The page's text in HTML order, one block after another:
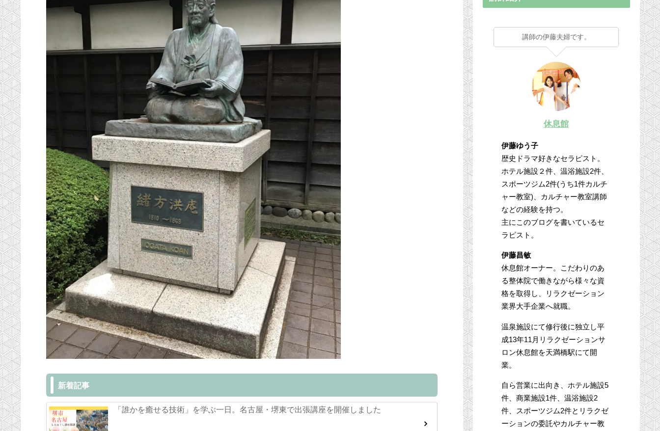
新着記事
「誰かを癒せる技術」を学ぶ一日。名古屋・堺東で出張講座を開催しました
講師の伊藤夫婦です。
休息館
伊藤ゆう子
歴史ドラマ好きなセラピスト。
ホテル施設２件、温浴施設2件、
スポーツジム2件(うち1件カルチ
ャー教室)、カルチャー教室講師
などの経験を持つ。
主にこのブログを書いているセ
ラピスト。
伊藤昌敏
休息館オーナー。こだわりのあ
る整体院で働きながら様々な資
格を取得し、リラクゼーション
業界大手企業へ就職。
温泉施設にて修行後に独立し平
成13年11月リラクゼーションサ
ロン休息館を天満橋駅にて開
業。
自ら営業に出向き、ホテル施設5
件、商業施設1件、温浴施設2
件、スポーツジム2件とリラクゼ
ーションの委託やカルチャー教